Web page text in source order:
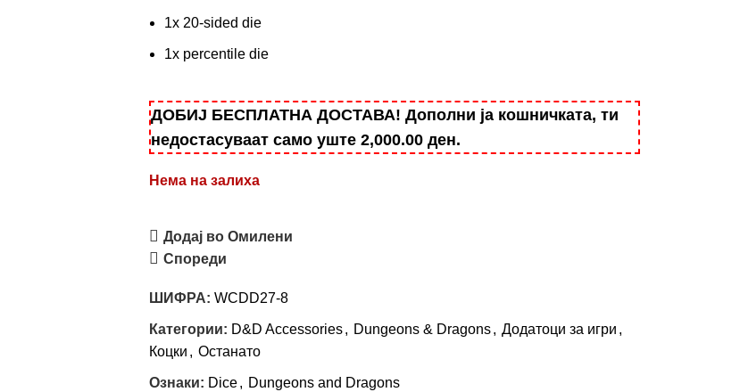
1x 20-sided die
1x percentile die
ДОБИЈ БЕСПЛАТНА ДОСТАВА! Дополни ја кошничката, ти
недостасуваат само уште 2,000.00 ден.
Нема на залиха
Додај во Омилени
Спореди
ШИФРА: WCDD27-8
Категории: D&D Accessories, Dungeons & Dragons, Додатоци за игри ,
Коцки , Останато
Ознаки: Dice, Dungeons and Dragons